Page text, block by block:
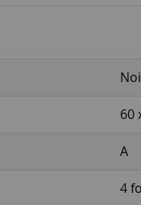
60
A
4